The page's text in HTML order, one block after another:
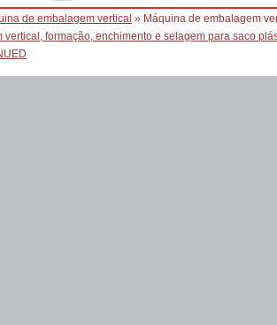
de embalagem vertical » Máquina de embalagem
vertical, formação, enchimento e selagem para saco